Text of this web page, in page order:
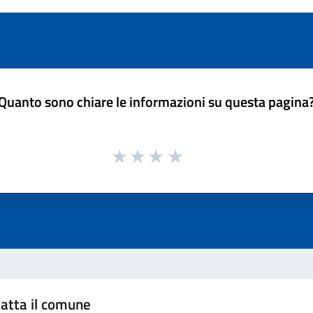
sono chiare le informazioni su questa
il comune